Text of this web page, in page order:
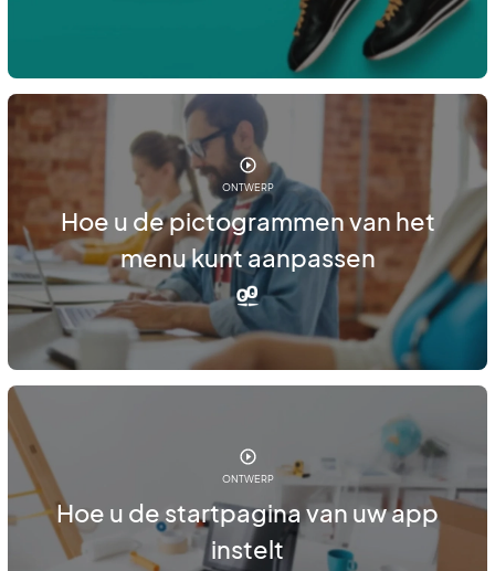
ONTWERP
Hoe u de pictogrammen van het
menu kunt aanpassen
ONTWERP
Hoe u de startpagina van uw app
instelt